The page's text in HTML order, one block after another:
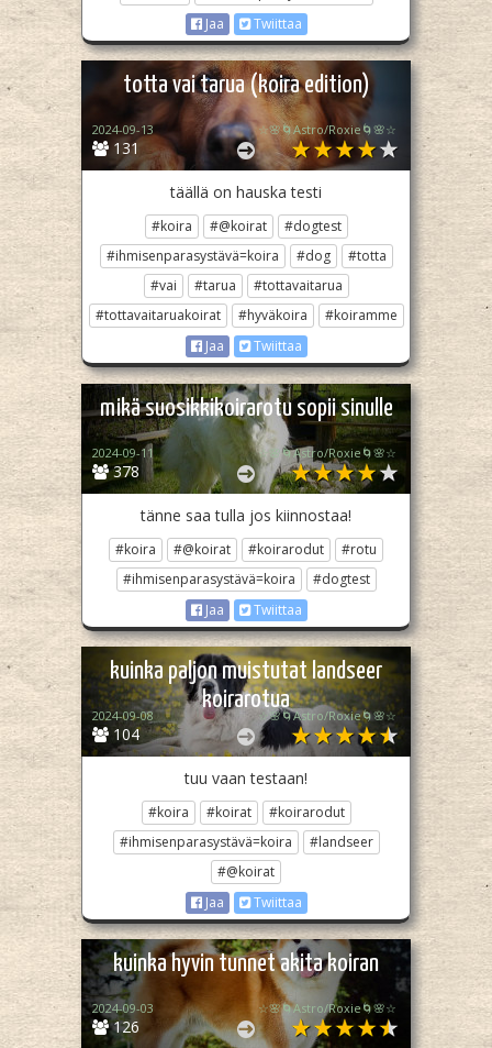
Jaa
Twiittaa
totta vai tarua (koira edition)
131
2024-09-13 ☆🌸🌀Astro/Roxie🌀🌸☆
täällä on hauska testi
#koira #@koirat
#dogtest
#ihmisenparasystävä=koira
#dog
#totta
#vai
#tarua
#tottavaitarua
#tottavaitaruakoirat
#hyväkoira
#koiramme
Jaa
Twiittaa
mikä suosikkikoirarotu sopii sinulle
378
2024-09-11 ☆🌸🌀Astro/Roxie🌀🌸☆
tänne saa tulla jos kiinnostaa!
#koira #@koirat #koirarodut
#rotu
#ihmisenparasystävä=koira
#dogtest
Jaa
Twiittaa
kuinka paljon muistutat landseer
koirarotua
104
2024-09-08 ☆🌸🌀Astro/Roxie🌀🌸☆
tuu vaan testaan!
#koira #koirat
#koirarodut
#ihmisenparasystävä=koira
#landseer
#@koirat
Jaa
Twiittaa
kuinka hyvin tunnet akita koiran
126
2024-09-03 ☆🌸🌀Astro/Roxie🌀🌸☆